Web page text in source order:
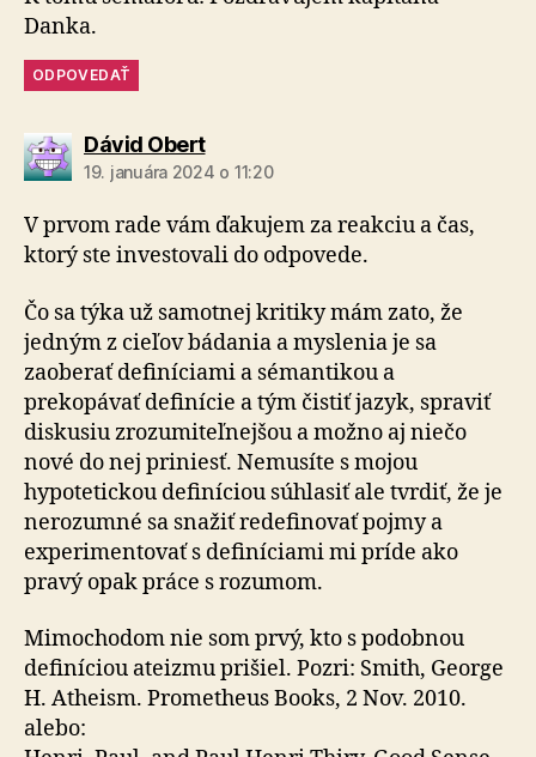
Danka.
ODPOVEDAŤ
Dávid Oberthovorí:
19. januára 2024 o 11:20
V prvom rade vám ďakujem za reakciu a čas,
ktorý ste investovali do odpovede.
Čo sa týka už samotnej kritiky mám zato, že
jedným z cieľov bádania a myslenia je sa
zaoberať definíciami a sémantikou a
prekopávať definície a tým čistiť jazyk, spraviť
diskusiu zrozumiteľnejšou a možno aj niečo
nové do nej priniesť. Nemusíte s mojou
hypotetickou definíciou súhlasiť ale tvrdiť, že je
nerozumné sa snažiť redefinovať pojmy a
experimentovať s definíciami mi príde ako
pravý opak práce s rozumom.
Mimochodom nie som prvý, kto s podobnou
definíciou ateizmu prišiel. Pozri: Smith, George
H. Atheism. Prometheus Books, 2 Nov. 2010.
alebo: